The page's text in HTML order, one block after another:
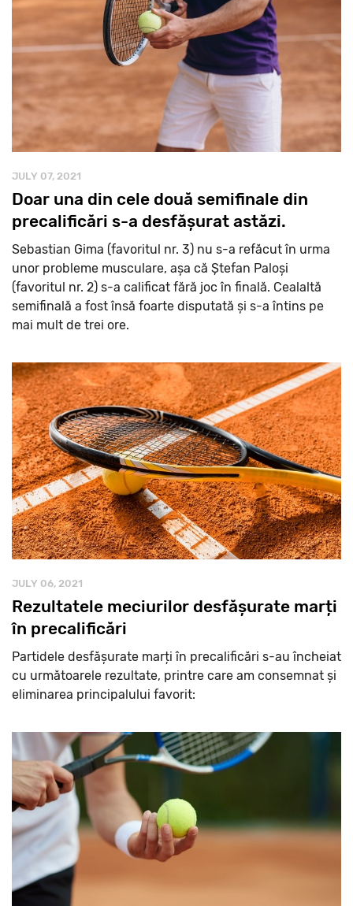
JULY 07, 2021
Doar una din cele două semifinale din
precalificări s-a desfășurat astăzi.
Sebastian Gima (favoritul nr. 3) nu s-a refăcut în urma
unor probleme musculare, așa că Ștefan Paloși
(favoritul nr. 2) s-a calificat fără joc în finală. Cealaltă
semifinală a fost însă foarte disputată și s-a întins pe
mai mult de trei ore.
JULY 06, 2021
Rezultatele meciurilor desfășurate marți
în precalificări
Partidele desfășurate marți în precalificări s-au încheiat
cu următoarele rezultate, printre care am consemnat și
eliminarea principalului favorit: